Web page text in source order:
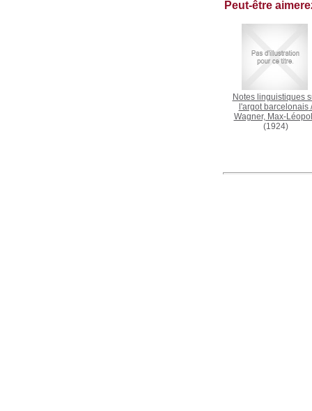
Peut-être
Notes linguistiques
l'argot barcelonais/
Wagner, Max-
(1924)